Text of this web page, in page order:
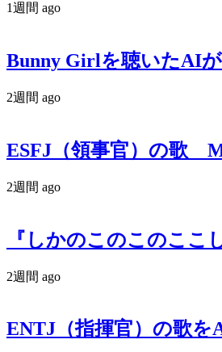
1週間 ago
Bunny Girlを聴いたAI
2週間 ago
ESFJ（領事官）の歌
2週間 ago
『しかのこのこのこ
2週間 ago
ENTJ（指揮官）の歌